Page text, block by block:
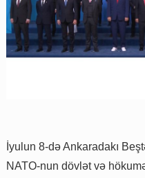
İyulun 8-də Ankaradakı
NATO-nun dövlət və